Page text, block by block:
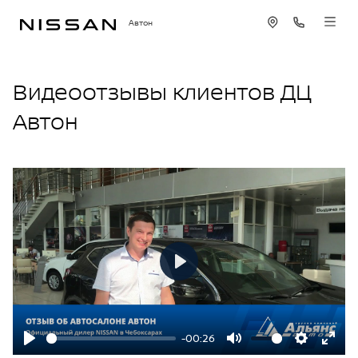
Автон
Видеоотзывы клиентов ДЦ
Автон
-00:26
Play